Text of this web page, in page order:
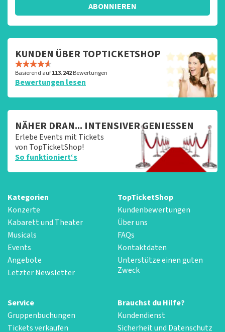
ABONNIEREN
KUNDEN ÜBER TOPTICKETSHOP
Basierend auf113.242Bewertungen
Bewertungen lesen
NÄHER DRAN... INTENSIVER GENIESSEN
Erlebe Events mit Tickets
von TopTicketShop!
So funktioniert‘s
Kategorien
Konzerte
Kabarett und Theater
Musicals
Events
Angebote
Letzter Newsletter
TopTicketShop
Kundenbewertungen
Über uns
FAQs
Kontaktdaten
Unterstütze einen guten
Zweck
Service
Gruppenbuchungen
Tickets verkaufen
Brauchst du Hilfe?
Kundendienst
Sicherheit und Datenschutz